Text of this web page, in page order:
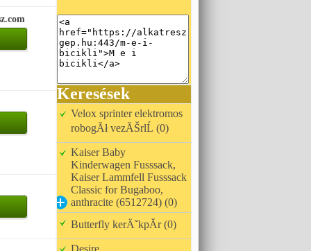
Keresések
Velox sprinter elektromos
robogĂł vezĂŠrlĹ (0)
Kaiser Baby
Kinderwagen Fusssack,
Kaiser Lammfell Fusssack
Classic for Bugaboo,
anthracite (6512724) (0)
Butterfly kerÄˇkpĂr (0)
Desire